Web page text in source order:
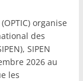
organise
des
SIPEN
2026 au
les